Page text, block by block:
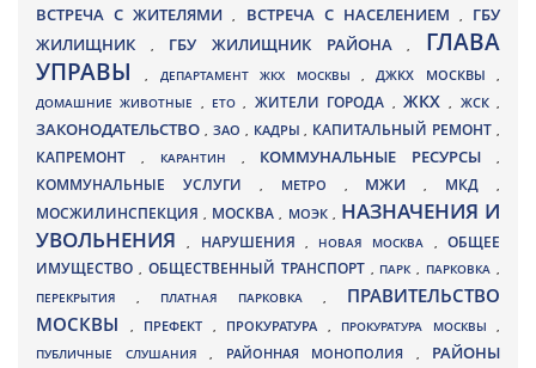
ВСТРЕЧА С ЖИТЕЛЯМИ, ВСТРЕЧА С НАСЕЛЕНИЕМ , ГБУ
ЖИЛИЩНИК
, ГБУ ЖИЛИЩНИК РАЙОНА, ГЛАВА
УПРАВЫ, ДЕПАРТАМЕНТ ЖКХ МОСКВЫ ,ДЖКХ МОСКВЫ ,
ДОМАШНИЕ ЖИВОТНЫЕ , ЕТО, ЖИТЕЛИ ГОРОДА , ЖКХ, ЖСК,
ЗАКОНОДАТЕЛЬСТВО , ЗАО , КАДРЫ, КАПИТАЛЬНЫЙ РЕМОНТ ,
КАПРЕМОНТ , КАРАНТИН , КОММУНАЛЬНЫЕ РЕСУРСЫ,
КОММУНАЛЬНЫЕ УСЛУГИ , МЕТРО , МЖИ, МКД ,
МОСЖИЛИНСПЕКЦИЯ, МОСКВА , МОЭК , НАЗНАЧЕНИЯ И
УВОЛЬНЕНИЯ, НАРУШЕНИЯ , НОВАЯ МОСКВА ,ОБЩЕЕ
ИМУЩЕСТВО , ОБЩЕСТВЕННЫЙ ТРАНСПОРТ , ПАРК, ПАРКОВКА ,
ПЕРЕКРЫТИЯ , ПЛАТНАЯ ПАРКОВКА , ПРАВИТЕЛЬСТВО
МОСКВЫ
, ПРЕФЕКТ , ПРОКУРАТУРА , ПРОКУРАТУРА МОСКВЫ ,
ПУБЛИЧНЫЕ СЛУШАНИЯ , РАЙОННАЯ МОНОПОЛИЯ , РАЙОНЫ